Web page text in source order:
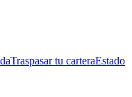
Traspasar tu carteraEstado